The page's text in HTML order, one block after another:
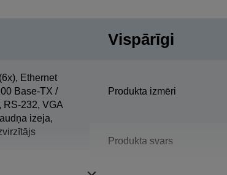
Ethernet
Base-TX /
RS-232, VGA
izeja,
Vispārīgi
Produkta izmēri
Produkta svars